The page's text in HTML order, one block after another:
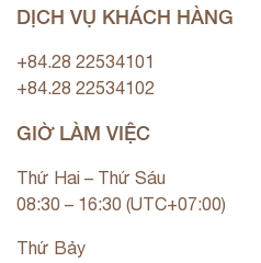
DỊCH VỤ KHÁCH HÀNG
+84.28 22534101
+84.28 22534102
GIỜ LÀM VIỆC
Thứ Hai – Thứ Sáu
08:30 – 16:30 (UTC+07:00)
Thứ Bảy